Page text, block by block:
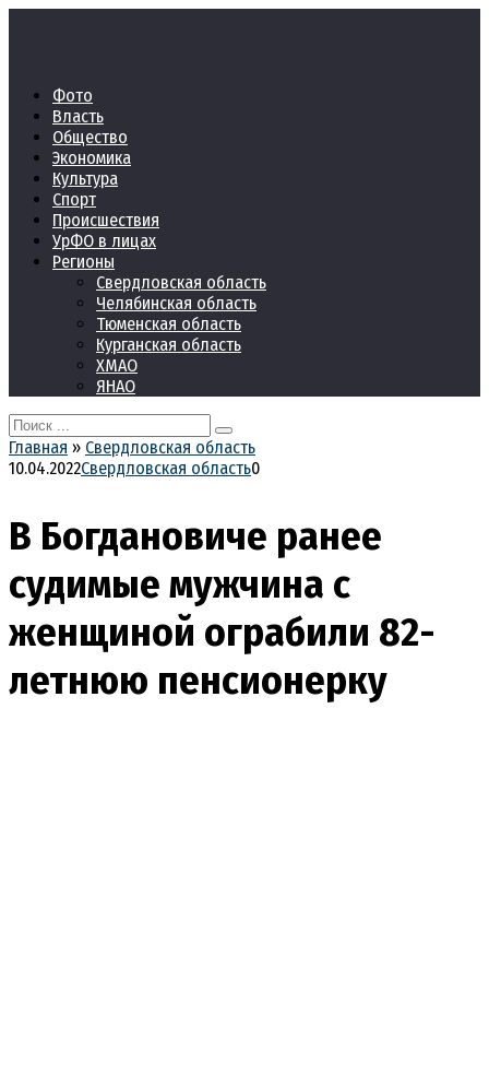
Фото
Власть
Общество
Экономика
Культура
Спорт
Происшествия
УрФО в лицах
Регионы
Свердловская область
Челябинская область
Тюменская область
Курганская область
ХМАО
ЯНАО
Search
for:
Главная » Свердловская область
10.04.2022Свердловская область0
В Богдановиче ранее
судимые мужчина с
женщиной ограбили 82-
летнюю пенсионерку